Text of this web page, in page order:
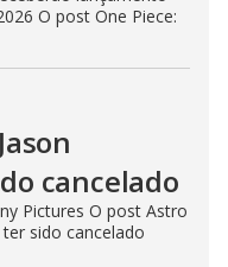
O post One Piece:
cancelado
Pictures O post Astro
sido cancelado